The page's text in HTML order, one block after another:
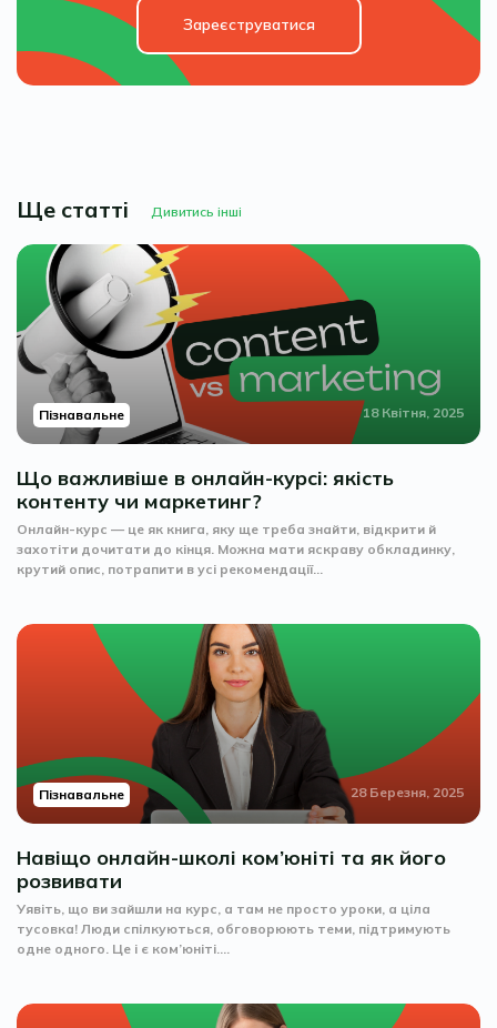
Зареєструватися
Ще статті Дивитись інші
Пізнавальне 18 Квітня, 2025
Що важливіше в онлайн-курсі: якість
контенту чи маркетинг?
Онлайн-курс — це як книга, яку ще треба знайти, відкрити й
захотіти дочитати до кінця. Можна мати яскраву обкладинку,
крутий опис, потрапити в усі рекомендації...
Пізнавальне 28 Березня, 2025
Навіщо онлайн-школі ком’юніті та як його
розвивати
Уявіть, що ви зайшли на курс, а там не просто уроки, а ціла
тусовка! Люди спілкуються, обговорюють теми, підтримують
одне одного. Це і є ком’юніті....